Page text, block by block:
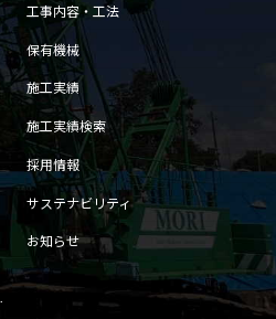
工事内容・工法
保有機械
施工実績
施工実績検索
採用情報
サステナビリティ
お知らせ